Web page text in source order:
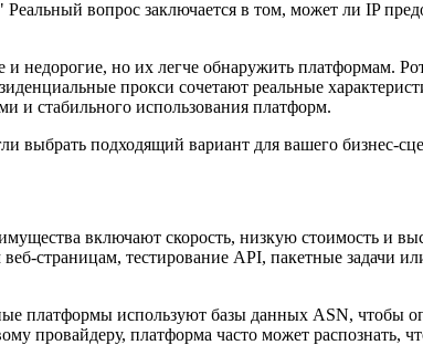
вопрос заключается в том, может ли IP
недорогие, но их легче обнаружить платформам.
прокси сочетают реальные
и стабильного использования платформ.
выбрать подходящий вариант для вашего бизнес-
включают скорость, низкую стоимость и
страницам, тестирование API, пакетные задачи
платформы используют базы данных ASN, чтобы
провайдеру, платформа часто может распознать,